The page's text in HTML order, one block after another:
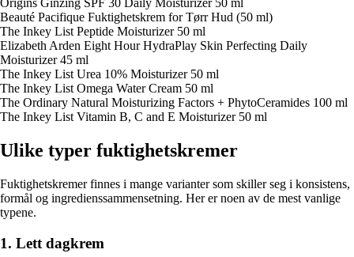
Origins Ginzing SPF 30 Daily Moisturizer 50 ml
Beauté Pacifique Fuktighetskrem for Tørr Hud (50 ml)
The Inkey List Peptide Moisturizer 50 ml
Elizabeth Arden Eight Hour HydraPlay Skin Perfecting Daily
Moisturizer 45 ml
The Inkey List Urea 10% Moisturizer 50 ml
The Inkey List Omega Water Cream 50 ml
The Ordinary Natural Moisturizing Factors + PhytoCeramides 100 ml
The Inkey List Vitamin B, C and E Moisturizer 50 ml
Ulike typer fuktighetskremer
Fuktighetskremer finnes i mange varianter som skiller seg i konsistens,
formål og ingredienssammensetning. Her er noen av de mest vanlige
typene.
1. Lett dagkrem